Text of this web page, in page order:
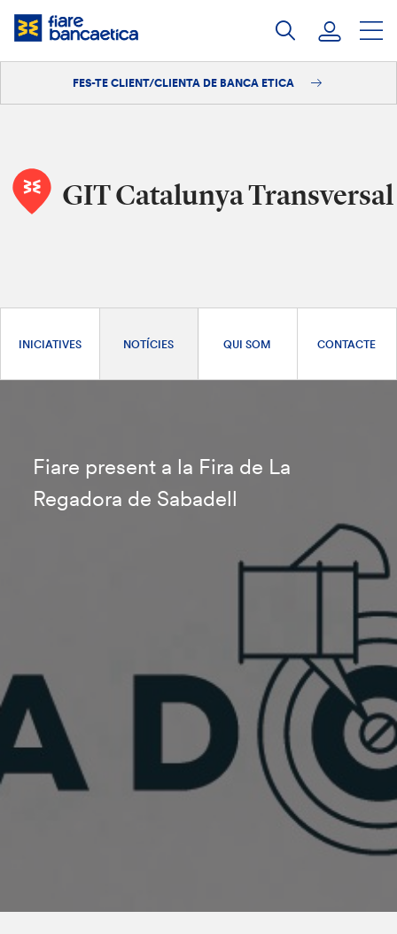
Salta
Iniciar sessióFES-TE CLIENT/CLIENTA DE BANCA ETICA
GIT Catalunya Transversal
INICIATIVES NOTÍCIES QUI SOM CONTACTE
Fiare present a la Fira de La
Regadora de Sabadell